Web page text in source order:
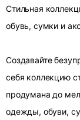
Стильная
обувь, сумки и
Создавайте
себя коллекцию
продумана до
одежды, обуви,